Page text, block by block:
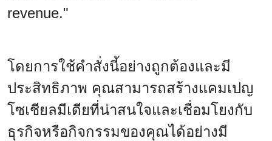
revenue."
โดยการใช้คำสั่งนี้อย่างถูกต้องและมี
ประสิทธิภาพ คุณสามารถสร้างแคมเปญ
โซเชียลมีเดียที่น่าสนใจและเชื่อมโยงกับ
ธุรกิจหรือกิจกรรมของคุณได้อย่างมี